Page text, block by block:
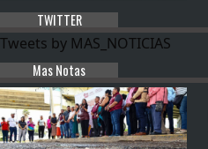
TWITTER
Tweets by MAS_NOTICIAS
Mas Notas